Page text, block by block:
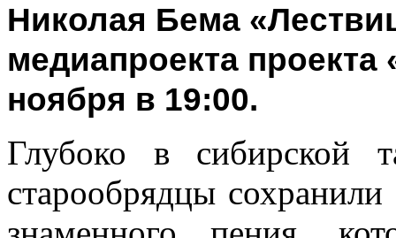
Николая Бема
медиапроекта
ноября в 19:00.
Глубоко в сибирской
старообрядцы